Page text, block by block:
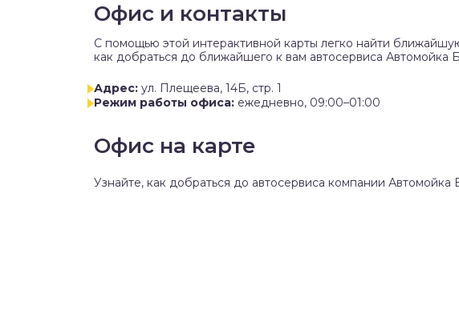
Офис и контакты
C помощью этой интерактивной карты легко найти
как добраться до ближайшего к вам автосервиса Автомойка
Адрес: ул. Плещеева, 14Б, стр. 1
Режим работы офиса: ежедневно, 09:00–01:00
Офис на карте
Узнайте, как добраться до автосервиса компании